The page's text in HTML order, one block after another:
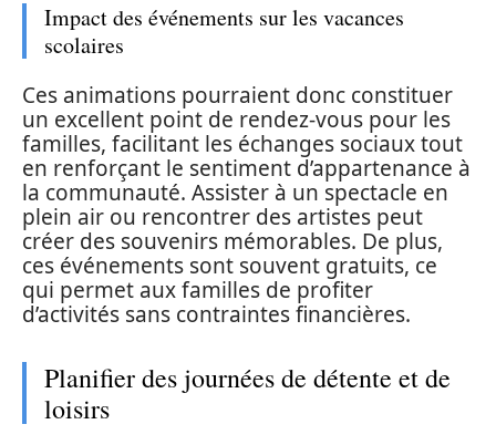
Impact des événements sur les vacances
scolaires
Ces animations pourraient donc constituer
un excellent point de rendez-vous pour les
familles, facilitant les échanges sociaux tout
en renforçant le sentiment d’appartenance à
la communauté. Assister à un spectacle en
plein air ou rencontrer des artistes peut
créer des souvenirs mémorables. De plus,
ces événements sont souvent gratuits, ce
qui permet aux familles de profiter
d’activités sans contraintes financières.
Planifier des journées de détente et de
loisirs